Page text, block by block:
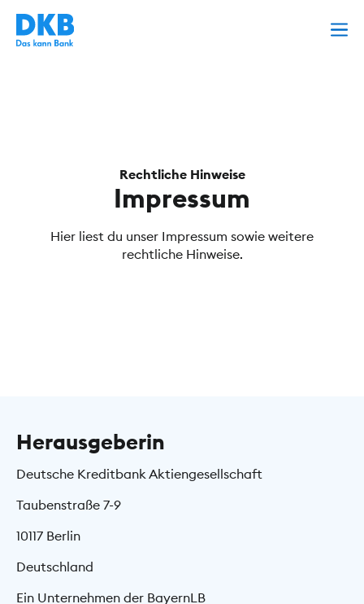
Rechtliche Hinweise
Impressum
Hier liest du unser Impressum sowie weitere
rechtliche Hinweise.
Herausgeberin
Deutsche Kreditbank Aktiengesellschaft
Taubenstraße 7-9
10117 Berlin
Deutschland
Ein Unternehmen der BayernLB